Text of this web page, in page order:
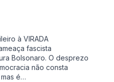
à VIRADA
fascista
Bolsonaro. O desprezo
não consta
é…